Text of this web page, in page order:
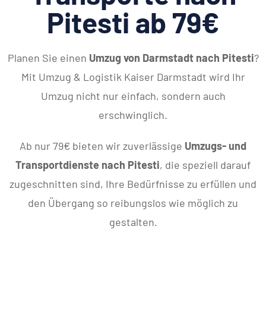
Pitesti ab 79€
Planen Sie einen Umzug von Darmstadt nach Pitesti?
Mit Umzug & Logistik Kaiser Darmstadt wird Ihr
Umzug nicht nur einfach, sondern auch
erschwinglich.
Ab nur 79€ bieten wir zuverlässige Umzugs- und
Transportdienste nach Pitesti, die speziell darauf
zugeschnitten sind, Ihre Bedürfnisse zu erfüllen und
den Übergang so reibungslos wie möglich zu
gestalten.